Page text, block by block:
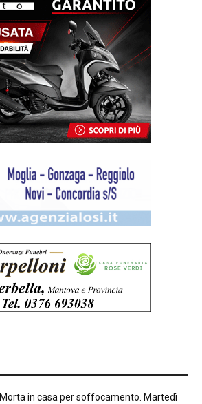
Morta in casa per soffocamento. Martedì